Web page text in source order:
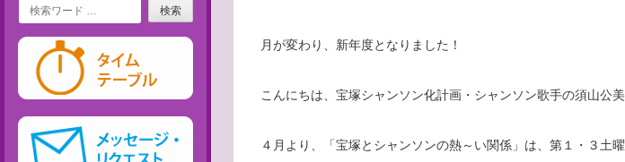
月が変わり、新年度となりました！
こんにちは、宝塚シャンソン化計画・シャンソン歌手の須山公美
４月より、「宝塚とシャンソンの熱～い関係」は、第１・３土